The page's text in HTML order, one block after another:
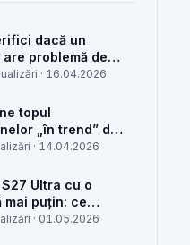
dacă un
problemă de
din antenă, din
· 16.04.2026
topul
„în trend” din
15 despre
· 14.04.2026
Ultra cu o
mai puțin: ce
pentru service,
· 01.05.2026